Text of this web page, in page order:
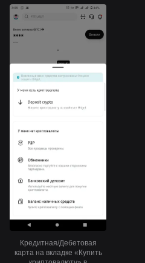
Кредитная/Дебетовая
карта на вкладке «Купить